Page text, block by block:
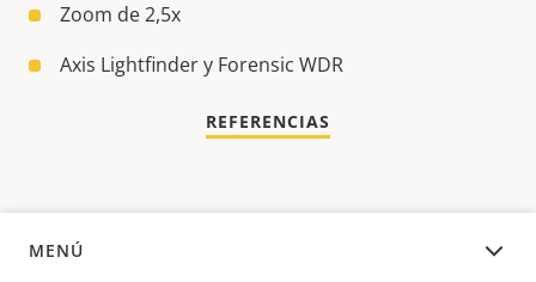
Zoom de 2,5x
Axis Lightfinder y Forensic WDR
REFERENCIAS
MENÚ
DESCRIPCIÓN